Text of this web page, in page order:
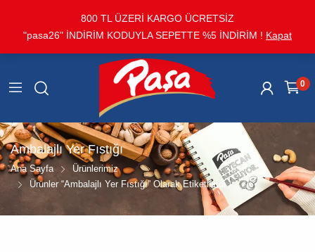
800 TL ÜZERİ KARGO ÜCRETSİZ
"pasa26" İNDİRİM KODUYLA SEPETTE %5 İNDİRİM ! Kapat
0
Ambalajlı Yer Fıstığı
Ana Sayfa
Ürünlerimiz
Ürünler “ambalajlı Yer Fıstığı” Olarak Etiketlendi